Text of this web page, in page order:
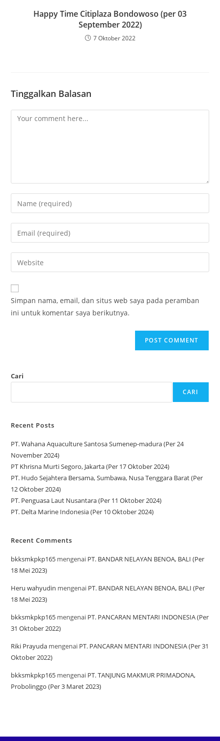
Happy Time Citiplaza Bondowoso (per 03
September 2022)
7 Oktober 2022
Tinggalkan Balasan
Simpan nama, email, dan situs web saya pada peramban
ini untuk komentar saya berikutnya.
Cari
CARI
Recent Posts
PT. Wahana Aquaculture Santosa Sumenep-madura (Per 24
November 2024)
PT Khrisna Murti Segoro, Jakarta (Per 17 Oktober 2024)
PT. Hudo Sejahtera Bersama, Sumbawa, Nusa Tenggara Barat (Per
12 Oktober 2024)
PT. Penguasa Laut Nusantara (Per 11 Oktober 2024)
PT. Delta Marine Indonesia (Per 10 Oktober 2024)
Recent Comments
bkksmkpkp165 mengenai PT. BANDAR NELAYAN BENOA, BALI (Per
18 Mei 2023)
Heru wahyudin mengenai PT. BANDAR NELAYAN BENOA, BALI (Per
18 Mei 2023)
bkksmkpkp165 mengenai PT. PANCARAN MENTARI INDONESIA (Per
31 Oktober 2022)
Riki Prayuda mengenai PT. PANCARAN MENTARI INDONESIA (Per 31
Oktober 2022)
bkksmkpkp165 mengenai PT. TANJUNG MAKMUR PRIMADONA,
Probolinggo (Per 3 Maret 2023)